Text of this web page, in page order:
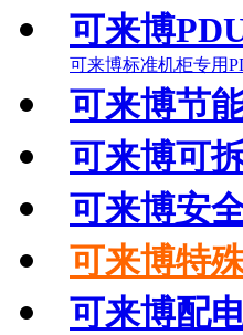
可来博
可来博标准机柜专用
可来博节
可来博可
可来博安
可来博特
可来博配